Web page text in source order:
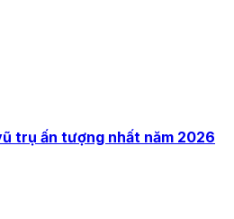
trụ ấn tượng nhất năm 2026